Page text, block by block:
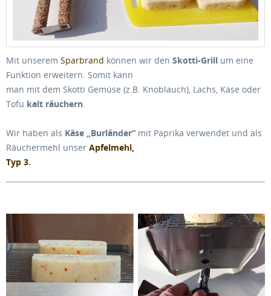
Mit unserem Sparbrand können wir den Skotti-Grill um eine
Funktion erweitern. Somit kann
man mit dem Skotti Gemüse (z.B. Knoblauch), Lachs, Käse oder
Tofu kalt räuchern.
Wir haben als Käse „Burländer“ mit Paprika verwendet und als
Räuchermehl unser Apfelmehl,
Typ 3.